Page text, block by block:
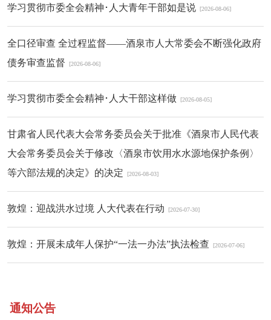
学习贯彻市委全会精神･人大青年干部如是说 [2026-08-06]
全口径审查 全过程监督——酒泉市人大常委会不断强化政府
债务审查监督
[2026-08-06]
学习贯彻市委全会精神･人大干部这样做 [2026-08-05]
甘肃省人民代表大会常务委员会关于批准《酒泉市人民代表
大会常务委员会关于修改〈酒泉市饮用水水源地保护条例〉
等六部法规的决定》的决定
[2026-08-03]
敦煌：迎战洪水过境 人大代表在行动 [2026-07-30]
敦煌：开展未成年人保护“一法一办法”执法检查 [2026-07-06]
通知公告